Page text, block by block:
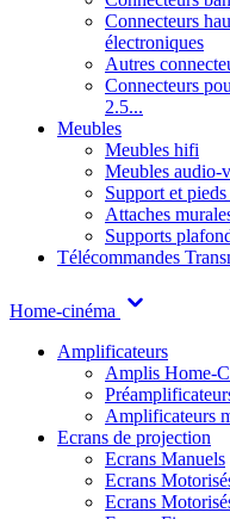
Connecteurs
électroniques
Autres
Connecteurs
2.5...
Meubles
Meubles hifi
Meubles audio-
Support et
Attaches
Supports
Télécommandes
Home-cinéma
Amplificateurs
Amplis Home-
Amplificateurs
Ecrans de projection
Ecrans Manuels
Ecrans
Ecrans